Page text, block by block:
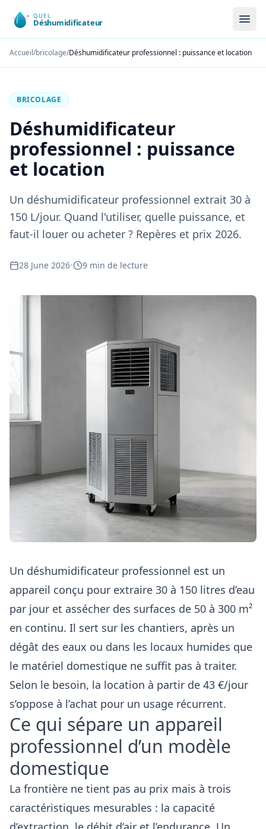
Accueil/bricolage/Déshumidificateur professionnel : puissance et location
BRICOLAGE
Déshumidificateur
professionnel : puissance
et location
Un déshumidificateur professionnel extrait 30 à
150 L/jour. Quand l'utiliser, quelle puissance, et
faut-il louer ou acheter ? Repères et prix 2026.
28 June 2026• 9 min de lecture
Un déshumidificateur professionnel est un
appareil conçu pour extraire 30 à 150 litres d’eau
par jour et assécher des surfaces de 50 à 300 m²
en continu. Il sert sur les chantiers, après un
dégât des eaux ou dans les locaux humides que
le matériel domestique ne suffit pas à traiter.
Selon le besoin, la location à partir de 43 €/jour
s’oppose à l’achat pour un usage récurrent.
Ce qui sépare un appareil
professionnel d’un modèle
domestique
La frontière ne tient pas au prix mais à trois
caractéristiques mesurables : la capacité